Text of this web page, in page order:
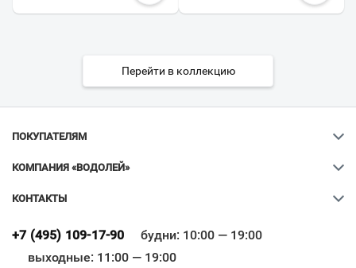
Перейти в коллекцию
ПОКУПАТЕЛЯМ
КОМПАНИЯ «ВОДОЛЕЙ»
КОНТАКТЫ
+7 (495) 109-17-90
будни: 10:00 — 19:00
выходные: 11:00 — 19:00
Всё верно